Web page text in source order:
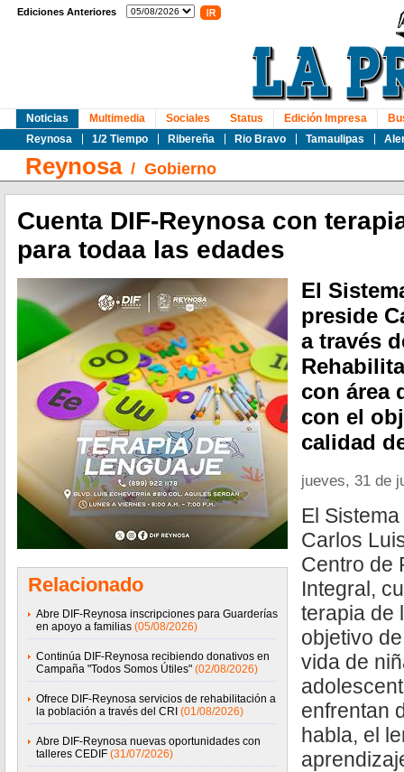
Ediciones Anteriores
Noticias
Reynosa
1/2 Tiempo Ribereña Rio Bravo Tamaulipas
Multimedia Sociales Status Edición Impresa
Reynosa/ Gobierno
Cuenta DIF-Reynosa con
para todaa las edades
Relacionado
Abre DIF-Reynosa inscripciones para Guarderías
en apoyo a familias (05/08/2026)
Continúa DIF-Reynosa recibiendo donativos en
Campaña "Todos Somos Útiles" (02/08/2026)
Ofrece DIF-Reynosa servicios de rehabilitación a
la población a través del CRI (01/08/2026)
Abre DIF-Reynosa nuevas oportunidades con
talleres CEDIF (31/07/2026)
El
preside
a través
con área
con el
calidad
jueves, 31 de
El
Carlos
Centro de
Integral,
terapia de
objetivo
vida de
enfrentan
habla, el